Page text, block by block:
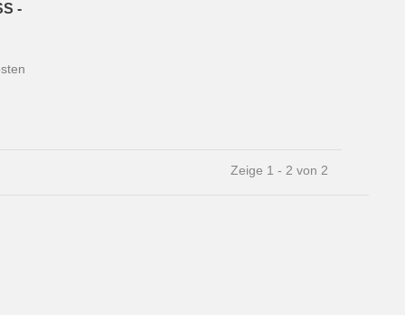
-
Zeige 1 - 2 von 2